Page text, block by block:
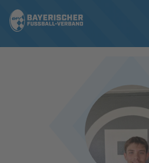
ERGEBNISSE & WETTBEWERBE